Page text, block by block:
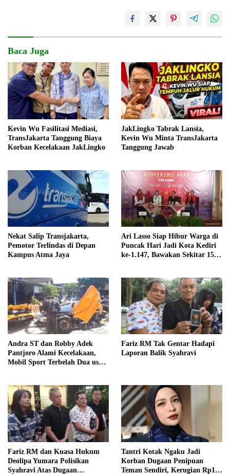
Baca Juga
Kevin Wu Fasilitasi Mediasi,
TransJakarta Tanggung Biaya
Korban Kecelakaan JakLingko
JakLingko Tabrak Lansia,
Kevin Wu Minta TransJakarta
Tanggung Jawab
Nekat Salip Transjakarta,
Pemotor Terlindas di Depan
Kampus Atma Jaya
Ari Lasso Siap Hibur Warga di
Puncak Hari Jadi Kota Kediri
ke-1.147, Bawakan Sekitar 15
Andra ST dan Robby Adek
Pantjoro Alami Kecelakaan,
Mobil Sport Terbelah Dua usai
Fariz RM Tak Gentar Hadapi
Laporan Balik Syahravi
Fariz RM dan Kuasa Hukum
Deolipa Yumara Polisikan
Syahravi Atas Dugaan
Tantri Kotak Ngaku Jadi
Korban Dugaan Penipuan
Teman Sendiri, Kerugian Rp10